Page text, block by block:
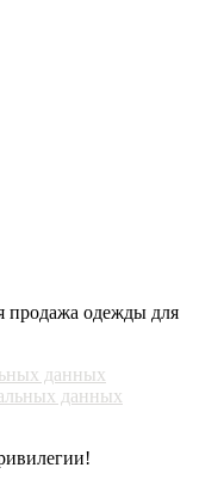
продажа одежды для
данных
данных